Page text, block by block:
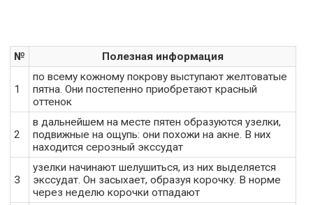
№ Полезная информация
1
по всему кожному покрову выступают желтоватые
пятна. Они постепенно приобретают красный
оттенок
2
в дальнейшем на месте пятен образуются узелки,
подвижные на ощупь: они похожи на акне. В них
находится серозный экссудат
3
узелки начинают шелушиться, из них выделяется
экссудат. Он засыхает, образуя корочку. В норме
через неделю корочки отпадают